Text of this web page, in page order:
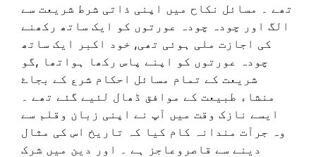
تھے ۔ مسائل نکاح میں اپنی ذاتی شرط شریعت سے
الگ اور چودہ چودہ عورتوں کو ایک ساتھ رکھنے
کی اجازت ملی ہوئی تھی, خود اکبر ایک ساتھ
چودہ عورتوں کو اپنے پاس رکھا ہواتھا ,گو
شریعت کے تمام مسائل احکام شرع کے بجاۓ
منشاء طبیعت کے موافق ڈھال لئیے گئے تھے ۔
ایسے نازک وقت میں آپ نے اپنی زبان وقلم سے
وہ جرآت مندانہ کام کیا کہ تاریخ اس کی مثال
دینے سے قاصروعاجز ہے ۔ اور دین میں شرک